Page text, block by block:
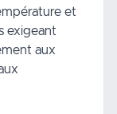
et
exigeant
aux